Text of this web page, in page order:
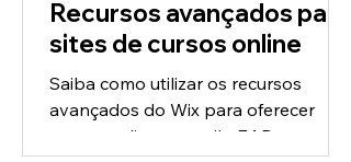
Recursos avançados para
sites de cursos online
Saiba como utilizar os recursos
avançados do Wix para oferecer
cursos online no estilo EAD e